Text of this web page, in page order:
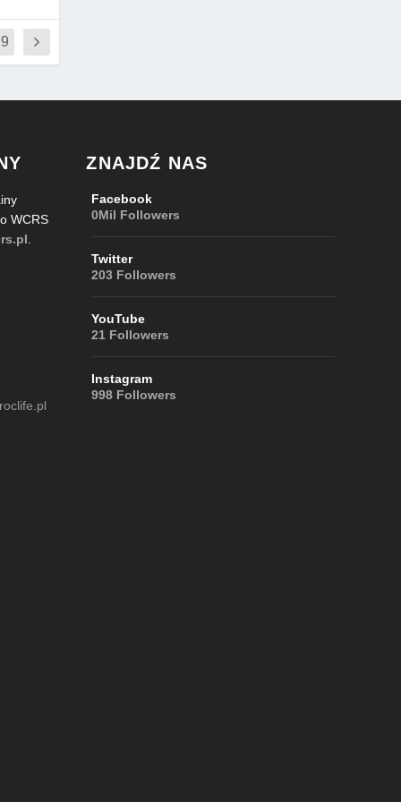
WCRS
ZNAJDŹ NAS
Facebook
0Mil Followers
Twitter
203 Followers
YouTube
21 Followers
Instagram
998 Followers